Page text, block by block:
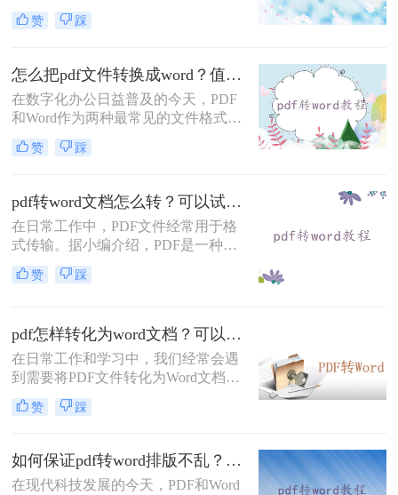
却成为了阻碍。特别是在需要提取、
修改或重新编辑PDF内容时，将其转
何将PDF转换成Word呢？本文将介绍
三种实用的方法，帮助您轻松实现
PDF到Word的转换。
赞 踩
怎么把pdf文件转换成word？值得收藏的二种转换方法！
在数字化办公日益普及的今天，PDF
和Word作为两种最常见的文件格式，
各自有着独特的应用场景。PDF文件
以其高度的兼容性和稳定性，在电子
地；而Word文档则以其强大的编辑和
排版功能，在办公文档制作领域发挥
着不可或缺的作用。因此，将PDF文
件转换为Word文档，以满足不同的办
公需求，成为了许多职场人士的必备
技能。
赞 踩
pdf转word文档怎么转？可以试试这四个方法！
在日常工作中，PDF文件经常用于格
式传输。据小编介绍，PDF是一种与
应用程序、操作系统和硬件无关的便
携式文档格式。PDF文件可以保证准
公文件传输中。然而，PDF文件的编
辑和操作更麻烦。此时，许多朋友问
小编如何将pdf转word文档怎么转。将
们看看如何转换吧！
赞 踩
pdf怎样转化为word文档？可以试试这三种方法~
在日常工作和学习中，我们经常会遇
到需要将PDF文件转化为Word文档的
情况，以便于编辑和修改。那么PDF
怎样转化为Word文档呢？本文将介绍
助您轻松实现格式转换。
赞 踩
如何保证pdf转word排版不乱？这三个简单实用方法一定能帮到你！
在现代科技发展的今天，PDF和Word